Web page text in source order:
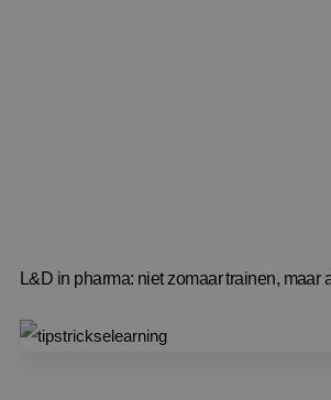
L&D in pharma: niet zomaar trainen, maar